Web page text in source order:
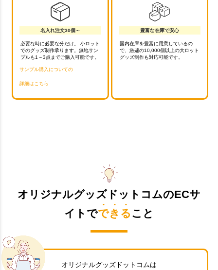
名入れ注文30個～
必要な時に必要な分だけ。 小ロット
でのグッズ制作承ります。無地サン
プルも1～3点までご購入可能です。
サンプル購入についての
詳細はこちら
豊富な在庫で安心
国内在庫を豊富に用意しているの
で、急遽の10,000個以上の大ロット
グッズ制作も対応可能です。
オリジナルグッズドットコムのECサ
イトでできる こと
オリジナルグッズドットコムは